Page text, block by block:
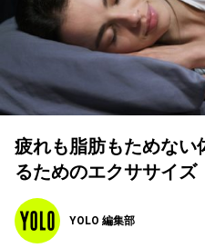
疲れも脂肪もためない
るためのエクササイズ
YOLO 編集部